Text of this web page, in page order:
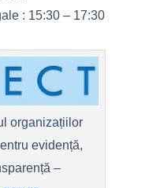
: 15:30 – 17:30
organizațiilor
evidență,
–